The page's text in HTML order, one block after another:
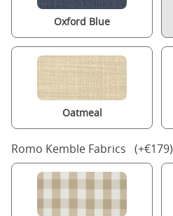
Oxford Blue
Oatmeal
Romo Kemble Fabrics (+€179)